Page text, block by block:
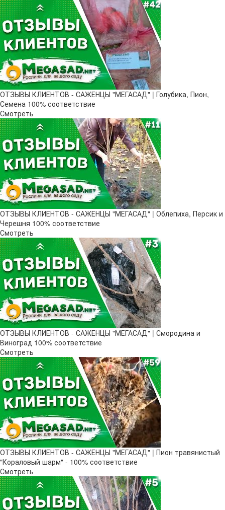
ОТЗЫВЫ КЛИЕНТОВ - САЖЕНЦЫ "МЕГАСАД" | Голубика, Пион,
Семена 100% соответствие
Смотреть
ОТЗЫВЫ КЛИЕНТОВ - САЖЕНЦЫ "МЕГАСАД" | Облепиха, Персик и
Черешня 100% соответствие
Смотреть
ОТЗЫВЫ КЛИЕНТОВ - САЖЕНЦЫ "МЕГАСАД" | Смородина и
Виноград 100% соответствие
Смотреть
ОТЗЫВЫ КЛИЕНТОВ - САЖЕНЦЫ "МЕГАСАД" | Пион травянистый
"Кораловый шарм" - 100% соответствие
Смотреть